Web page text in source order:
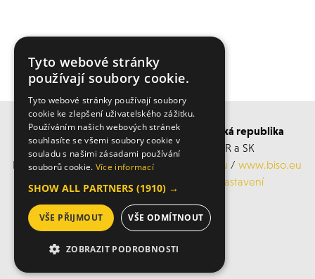
VÍCE ČLÁNKŮ ZDE
BISO SCHRATTENECKER Česká a Slovenská republika
Obchodní s servisní střediska po ČR a SK
Mobil: +420 606 183 360, Email:
info@biso.eu /www.biso.eu
Cookies nastavení
© 2026 Biso
Tyto webové stránky
používají soubory cookie.
Tyto webové stránky používají soubory
cookie ke zlepšení uživatelského zážitku.
Používáním našich webových stránek
souhlasíte se všemi soubory cookie v
souladu s našimi zásadami používání
souborů cookie. Více informací
SHOW ALL PARTNERS (1910) →
VŠE PŘIJMOUT VŠE ODMÍTNOUT
ZOBRAZIT PODROBNOSTI